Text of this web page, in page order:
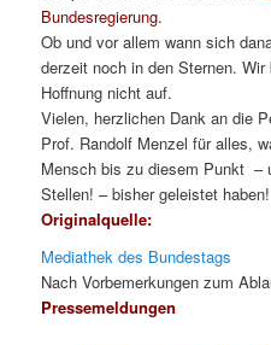
Bundesregierung.
Ob und vor allem wann sich
derzeit noch in den Sternen.
Hoffnung nicht auf.
Vielen, herzlichen Dank an die
Prof. Randolf Menzel für alles,
Mensch bis zu diesem Punkt –
Stellen! – bisher geleistet haben!
Originalquelle:
Mediathek des Bundestags
Nach Vorbemerkungen zum
Pressemeldungen